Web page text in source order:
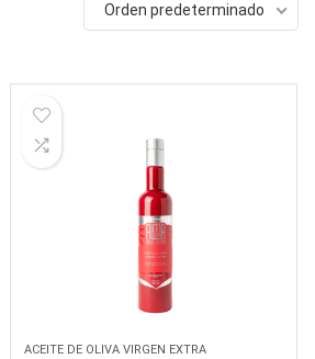
Orden predeterminado
ACEITE DE OLIVA VIRGEN EXTRA